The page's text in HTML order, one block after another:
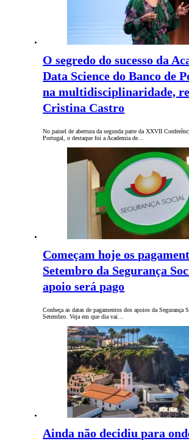
O segredo do sucesso da
Data Science do Banco de
na multidisciplinaridade,
Cristina Castro
No painel de abertura da segunda parte da XXVII
Portugal, o destaque foi a Academia de…
Começam hoje os
Setembro da Segurança
apoio será pago
Conheça as datas de pagamentos dos apoios da Segurança
Setembro. Veja em que dia vai…
Ainda não decidiu para